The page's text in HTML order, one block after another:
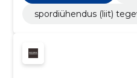
spordiühendus (liit)